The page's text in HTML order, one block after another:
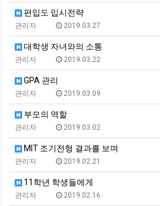
편입도 입시전략
관리자 2019.03.27
대학생 자녀와의 소통
관리자 2019.03.22
GPA 관리
관리자 2019.03.09
부모의 역할
관리자 2019.03.02
MIT 조기전형 결과를 보며
관리자 2019.02.21
11학년 학생들에게
관리자 2019.02.16